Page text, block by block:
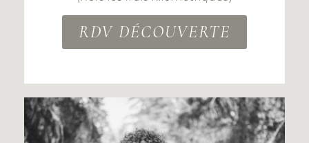
RDV DÉCOUVERTE